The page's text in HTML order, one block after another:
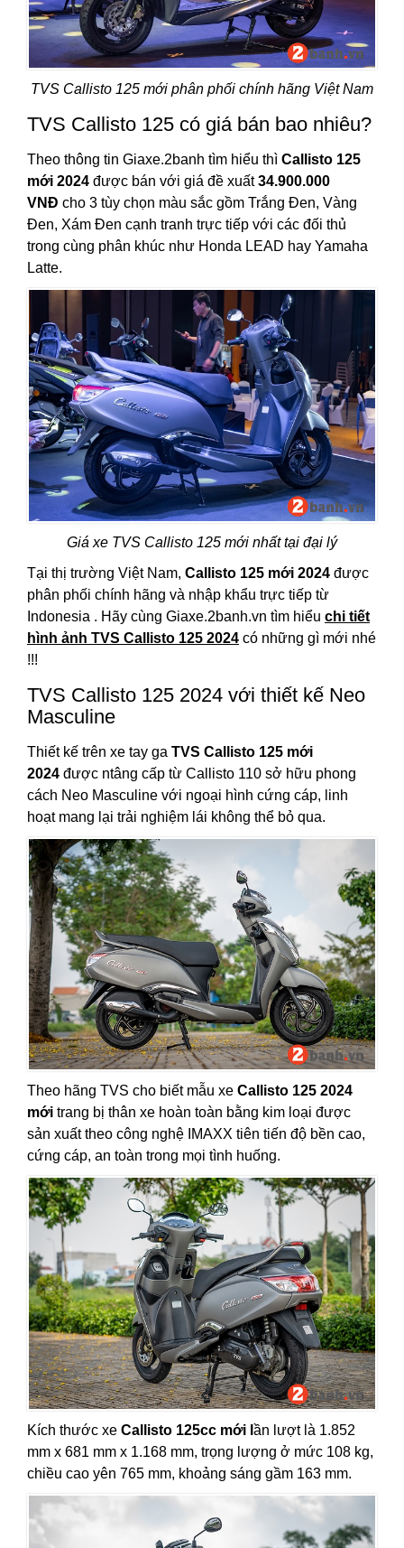
TVS Callisto 125 mới phân phối chính hãng Việt Nam
TVS Callisto 125 có giá bán bao nhiêu?
Theo thông tin Giaxe.2banh tìm hiểu thì Callisto 125
mới 2024 được bán với giá đề xuất34.900.000
VNĐ cho 3 tùy chọn màu sắc gồm Trắng Đen, Vàng
Đen, Xám Đen cạnh tranh trực tiếp với các đối thủ
trong cùng phân khúc như Honda LEAD hay Yamaha
Latte.
Giá xe TVS Callisto 125 mới nhất tại đại lý
Tại thị trường Việt Nam, Callisto 125 mới 2024 được
phân phối chính hãng và nhập khẩu trực tiếp từ
Indonesia . Hãy cùng Giaxe.2banh.vn tìm hiểu chi tiết
hình ảnh TVS Callisto 125 2024 có những gì mới nhé
!!!
TVS Callisto 125 2024 với thiết kế Neo
Masculine
Thiết kế trên xe tay ga TVS Callisto 125 mới
2024 được ntâng cấp từ Callisto 110 sở hữu phong
cách Neo Masculine với ngoại hình cứng cáp, linh
hoạt mang lại trải nghiệm lái không thể bỏ qua.
Theo hãng TVS cho biết mẫu xe Callisto 125 2024
mới trang bị thân xe hoàn toàn bằng kim loại được
sản xuất theo công nghệ IMAXX tiên tiến độ bền cao,
cứng cáp, an toàn trong mọi tình huống.
Kích thước xe Callisto 125cc mới l ần lượt là 1.852
mm x 681 mm x 1.168 mm, trọng lượng ở mức 108 kg,
chiều cao yên 765 mm, khoảng sáng gầm 163 mm.